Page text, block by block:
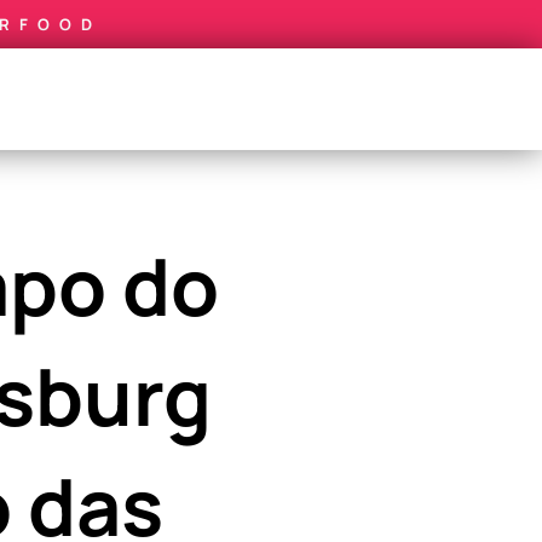
do
das